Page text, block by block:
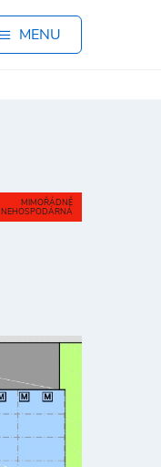
MENU
MIMOŘÁDNĚ
NEHOSPODÁRNÁ